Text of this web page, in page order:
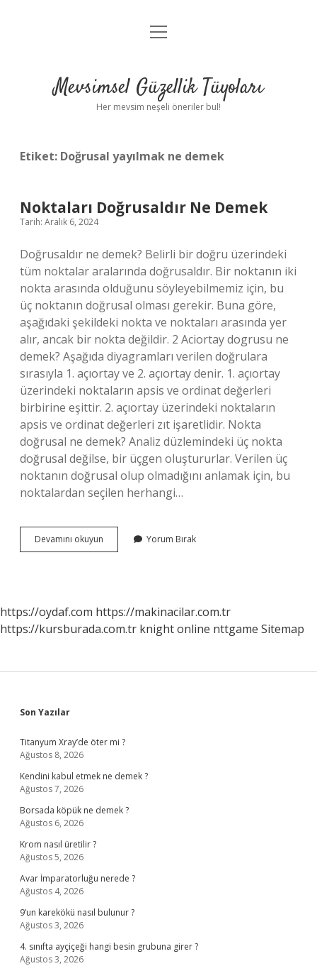
Anasayfa
Yasal Uyarı
menüyü
Mevsimsel Güzellik Tüyoları
Her mevsim neşeli öneriler bul!
Etiket: Doğrusal yayılmak ne demek
Noktaları Doğrusaldır Ne Demek
Tarih: Aralık 6, 2024
Doğrusaldır ne demek? Belirli bir doğru üzerindeki
tüm noktalar aralarında doğrusaldır. Bir noktanın iki
nokta arasında olduğunu söyleyebilmemiz için, bu
üç noktanın doğrusal olması gerekir. Buna göre,
aşağıdaki şekildeki nokta ve noktaları arasında yer
alır, ancak bir nokta değildir. 2 Aciortay dogrusu ne
demek? Aşağıda diyagramları verilen doğrulara
sırasıyla 1. açıortay ve 2. açıortay denir. 1. açıortay
üzerindeki noktaların apsis ve ordinat değerleri
birbirine eşittir. 2. açıortay üzerindeki noktaların
apsis ve ordinat değerleri zıt işaretlidir. Nokta
doğrusal ne demek? Analiz düzlemindeki üç nokta
doğrusal değilse, bir üçgen oluştururlar. Verilen üç
noktanın doğrusal olup olmadığını anlamak için, bu
noktalardan seçilen herhangi…
Devamını okuyun Noktaları
Doğrusaldır
Yorum Bırak
https://oydaf.com https://makinacilar.com.tr
https://kursburada.com.tr knight online nttgame Sitemap
Sidebar
Son Yazılar
Titanyum Xray’de öter mi ?
Ağustos 8, 2026
Kendini kabul etmek ne demek ?
Ağustos 7, 2026
Borsada köpük ne demek ?
Ağustos 6, 2026
Krom nasıl üretilir ?
Ağustos 5, 2026
Avar İmparatorluğu nerede ?
Ağustos 4, 2026
9’un karekökü nasıl bulunur ?
Ağustos 3, 2026
4. sınıfta ayçiçeği hangi besin grubuna girer ?
Ağustos 3, 2026